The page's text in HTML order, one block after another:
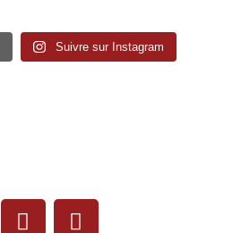
Suivre sur Instagram